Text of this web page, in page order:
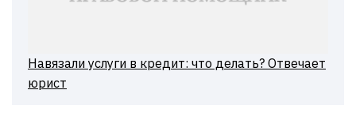
Навязали услуги в кредит: что делать? Отвечает
юрист